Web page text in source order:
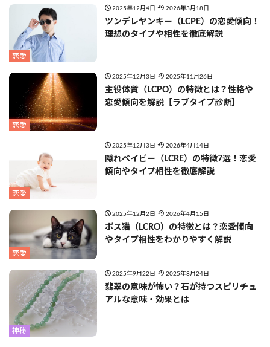
恋愛
2025年12月4日 2026年3月18日
ツンデレヤンキー（LCPE）の恋愛傾向！
理想のタイプや相性を徹底解説
恋愛
2025年12月3日 2025年11月26日
主役体質（LCPO）の特徴とは？性格や
恋愛傾向を解説【ラブタイプ診断】
恋愛
2025年12月3日 2026年4月14日
隠れベイビー（LCRE）の特徴7選！恋愛
傾向やタイプ相性を徹底解説
恋愛
2025年12月2日 2026年4月15日
ボス猫（LCRO）の特徴とは？恋愛傾向
やタイプ相性をわかりやすく解説
神秘
2025年9月22日 2025年8月24日
翡翠の意味が怖い？石が持つスピリチュ
アルな意味・効果とは